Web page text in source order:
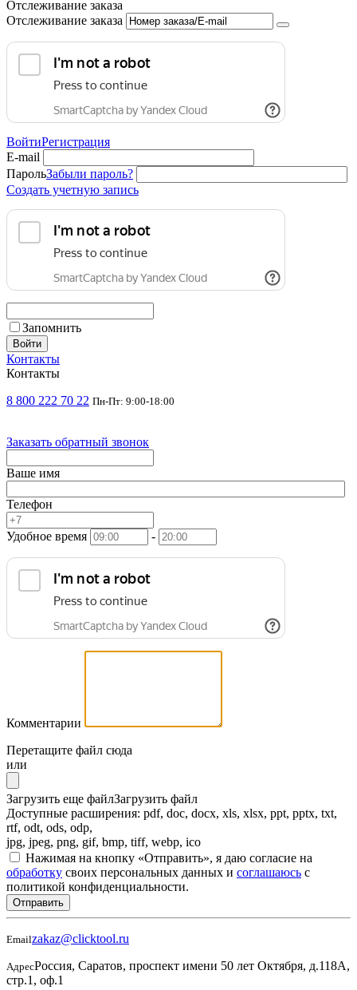
Отслеживание заказа
Отслеживание заказа
ВойтиРегистрация
E-mail
ПарольЗабыли пароль?
Создать учетную запись
Запомнить
Войти
Контакты
Контакты
8 800 222 70 22 Пн-Пт: 9:00-18:00
Заказать обратный звонок
Ваше имя
Телефон
Удобное время -
Комментарии
Перетащите файл сюда
или
Загрузить еще файлЗагрузить файл
Доступные расширения: pdf, doc, docx, xls, xlsx, ppt, pptx, txt,
rtf, odt, ods, odp,
jpg, jpeg, png, gif, bmp, tiff, webp, ico
Нажимая на кнопку «Отправить», я даю согласие на
обработку своих персональных данных и соглашаюсь с
политикой конфиденциальности.
Отправить
Emailzakaz@clicktool.ru
АдресРоссия, Саратов, проспект имени 50 лет Октября, д.118А,
стр.1, оф.1